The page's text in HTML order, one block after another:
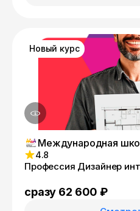
Новый курс
Международная
4.8
Профессия Дизайнер
сразу 62 600 ₽